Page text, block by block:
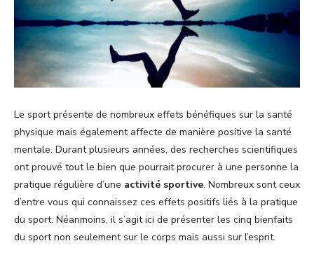
Le sport présente de nombreux effets bénéfiques sur la santé
physique mais également affecte de manière positive la santé
mentale. Durant plusieurs années, des recherches scientifiques
ont prouvé tout le bien que pourrait procurer à une personne la
pratique régulière d’une activité sportive. Nombreux sont ceux
d’entre vous qui connaissez ces effets positifs liés à la pratique
du sport. Néanmoins, il s’agit ici de présenter les cinq bienfaits
du sport non seulement sur le corps mais aussi sur l’esprit.